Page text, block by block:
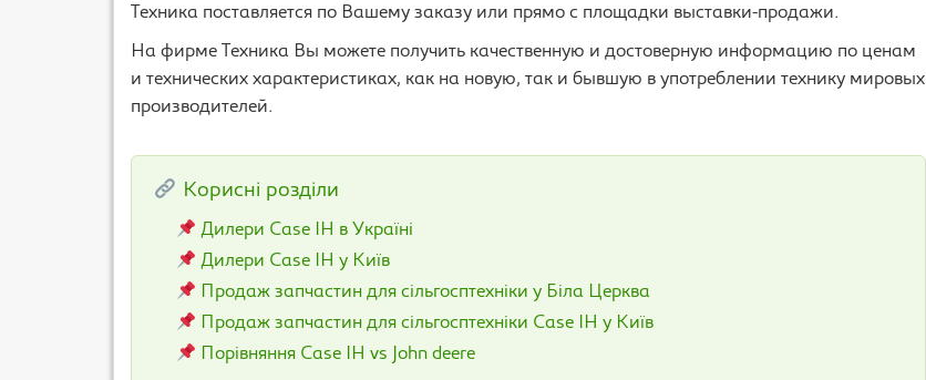
Техника поставляется по Вашему заказу или прямо с площадки выставки-продажи.
На фирме Техника Вы можете получить качественную и достоверную информацию по ценам
и технических характеристиках, как на новую, так и бывшую в употреблении технику мировых
производителей.
Корисні розділи
Дилери Case IH в Україні
Дилери Case IH у Київ
Продаж запчастин для сільгосптехніки у Біла Церква
Продаж запчастин для сільгосптехніки Case IH у Київ
Порівняння Case IH vs John deere